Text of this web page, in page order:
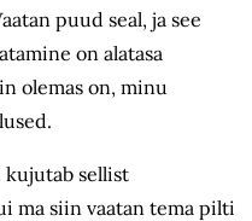
puud seal, ja see
on alatasa
olemas on, minu
kujutab sellist
ma siin vaatan tema pilti